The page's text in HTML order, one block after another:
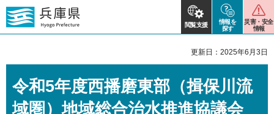
閲覧支援
情報を
探す
災害・安全
情報
更新日：2025年6月3日
令和5年度西播磨東部（揖保川流
域圏）地域総合治水推進協議会